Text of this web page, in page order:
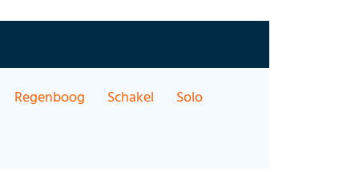
Regenboog Schakel Solo